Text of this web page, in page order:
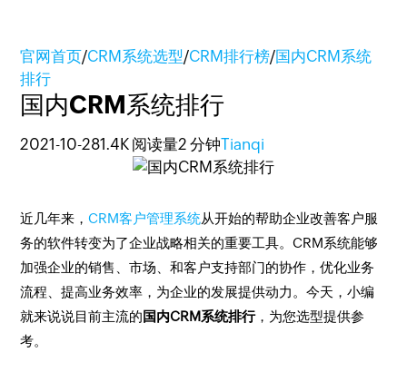
官网首页/CRM系统选型/CRM排行榜/国内CRM系统
排行
国内CRM系统排行
2021-10-281.4K 阅读量2 分钟Tianqi
近几年来，CRM客户管理系统从开始的帮助企业改善客户服
务的软件转变为了企业战略相关的重要工具。CRM系统能够
加强企业的销售、市场、和客户支持部门的协作，优化业务
流程、提高业务效率，为企业的发展提供动力。今天，小编
就来说说目前主流的国内CRM系统排行，为您选型提供参
考。